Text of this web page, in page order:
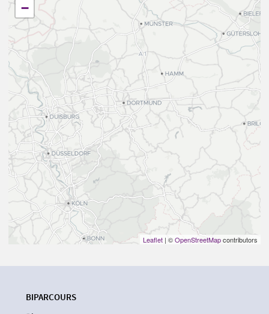
−
Leaflet | ©OpenStreetMapcontributors
BIPARCOURS